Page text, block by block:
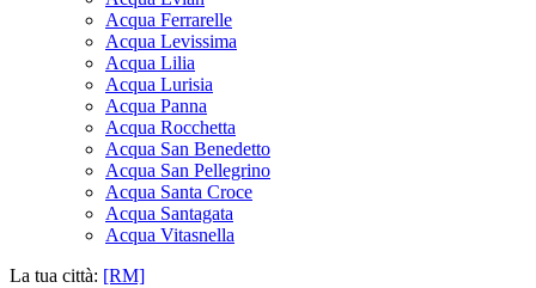
Acqua Ferrarelle
Acqua Levissima
Acqua Lilia
Acqua Lurisia
Acqua Panna
Acqua Rocchetta
Acqua San Benedetto
Acqua San Pellegrino
Acqua Santa Croce
Acqua Santagata
Acqua Vitasnella
La tua città: [RM]